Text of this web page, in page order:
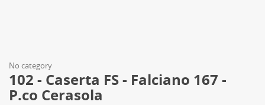
No category
102 - Caserta FS - Falciano 167 -
P.co Cerasola